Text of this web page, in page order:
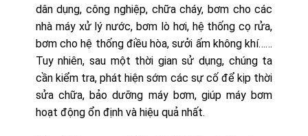
dân dụng, công nghiệp, chữa cháy, bơm cho các
nhà máy xử lý nước, bơm lò hơi, hệ thống cọ rửa,
bơm cho hệ thống điều hòa, sưởi ấm không khí……
Tuy nhiên, sau một thời gian sử dụng, chúng ta
cần kiểm tra, phát hiện sớm các sự cố để kịp thời
sửa chữa, bảo dưỡng máy bơm, giúp máy bơm
hoạt động ổn định và hiệu quả nhất.